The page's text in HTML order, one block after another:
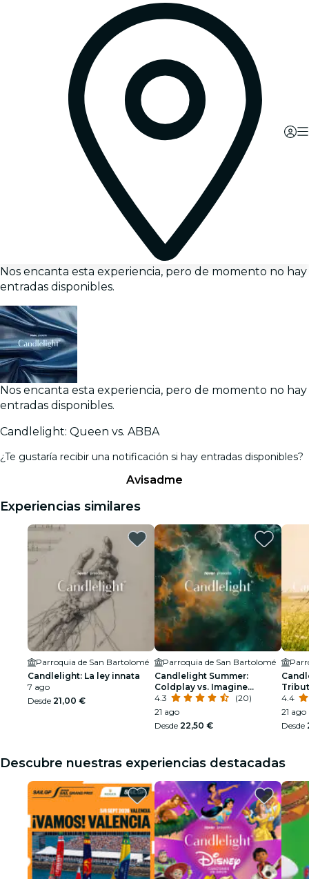
Nos encanta esta experiencia, pero de momento no hay
entradas disponibles.
Nos encanta esta experiencia, pero de momento no hay
entradas disponibles.
Candlelight: Queen vs. ABBA
¿Te gustaría recibir una notificación si hay entradas disponibles?
Avisadme
Experiencias similares
Parroquia de San Bartolomé
Candlelight: La ley innata
7 ago
Desde 21,00 €
Parroquia de San Bartolomé
Candlelight Summer:
Coldplay vs. Imagine
Dragons
4.3
(20)
21 ago
Desde 22,50 €
4.4
21 ago
Desde
Descubre nuestras experiencias destacadas